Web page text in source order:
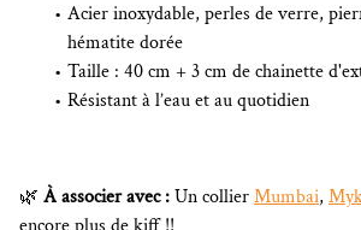
Acier inoxydable, perles de verre,
hématite dorée
Taille : 40 cm + 3 cm de chainette
Résistant à l’eau et au quotidien
🌿 À associer avec :Un collierMumbai,